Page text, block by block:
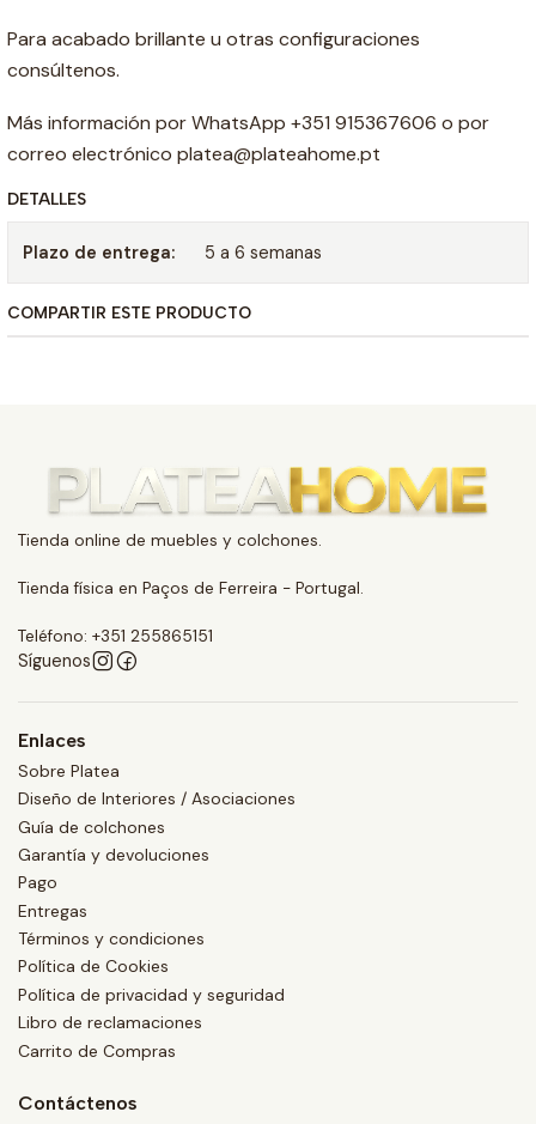
Para acabado brillante u otras configuraciones
consúltenos.
Más información por WhatsApp +351 915367606 o por
correo electrónico platea@plateahome.pt
DETALLES
Plazo de entrega: 5 a 6 semanas
COMPARTIR ESTE PRODUCTO
Tienda online de muebles y colchones.
Tienda física en Paços de Ferreira - Portugal.
Teléfono: +351 255865151
Síguenos
Enlaces
Sobre Platea
Diseño de Interiores / Asociaciones
Guía de colchones
Garantía y devoluciones
Pago
Entregas
Términos y condiciones
Política de Cookies
Política de privacidad y seguridad
Libro de reclamaciones
Carrito de Compras
Contáctenos